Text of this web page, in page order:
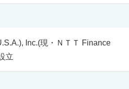
Inc.(現・ＮＴＴ Finance
立